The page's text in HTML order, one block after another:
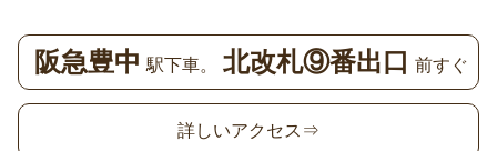
阪急豊中 駅下車。 北改札⑨番出口 前すぐ
詳しいアクセス⇒